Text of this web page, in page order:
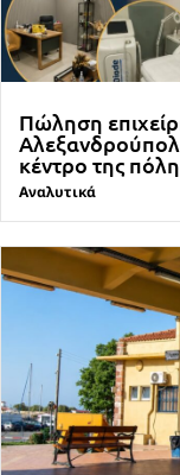
Πώληση
κέντρο της
Αναλυτικά